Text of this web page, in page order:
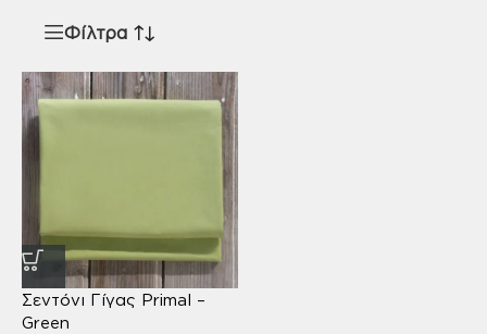
Φίλτρα
Σεντόνι Γίγας Primal –
Green